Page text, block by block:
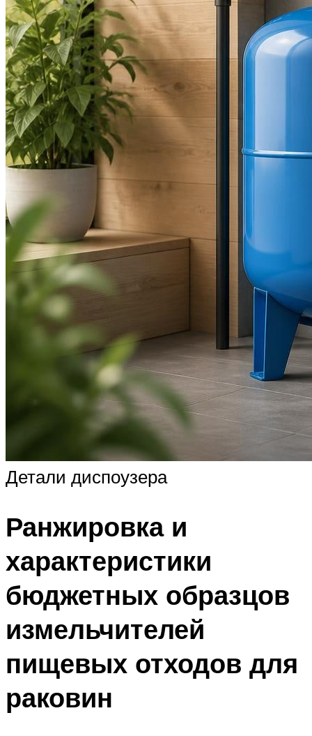
Детали диспоузера
Ранжировка и
характеристики
бюджетных образцов
измельчителей
пищевых отходов для
раковин